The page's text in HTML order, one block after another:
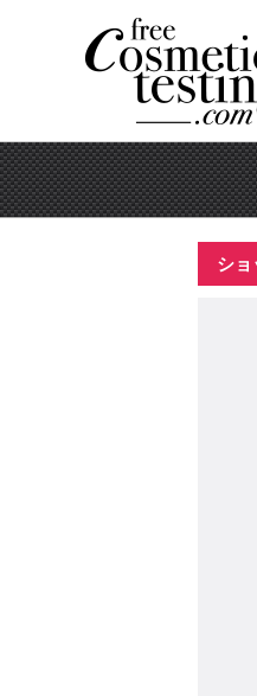
ショ